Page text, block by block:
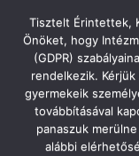
Tisztelt Érintettek,
Önöket, hogy
(GDPR)
rendelkezik.
gyermekeik
továbbításával
panaszuk
alábbi